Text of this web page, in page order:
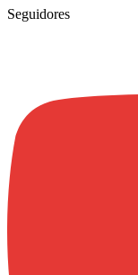
Seguidores